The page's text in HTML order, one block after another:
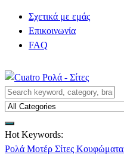
Σχετικά με εμάς
Επικοινωνία
FAQ
Hot Keywords:
Ρολά Μοτέρ Σίτες Κουφώματα